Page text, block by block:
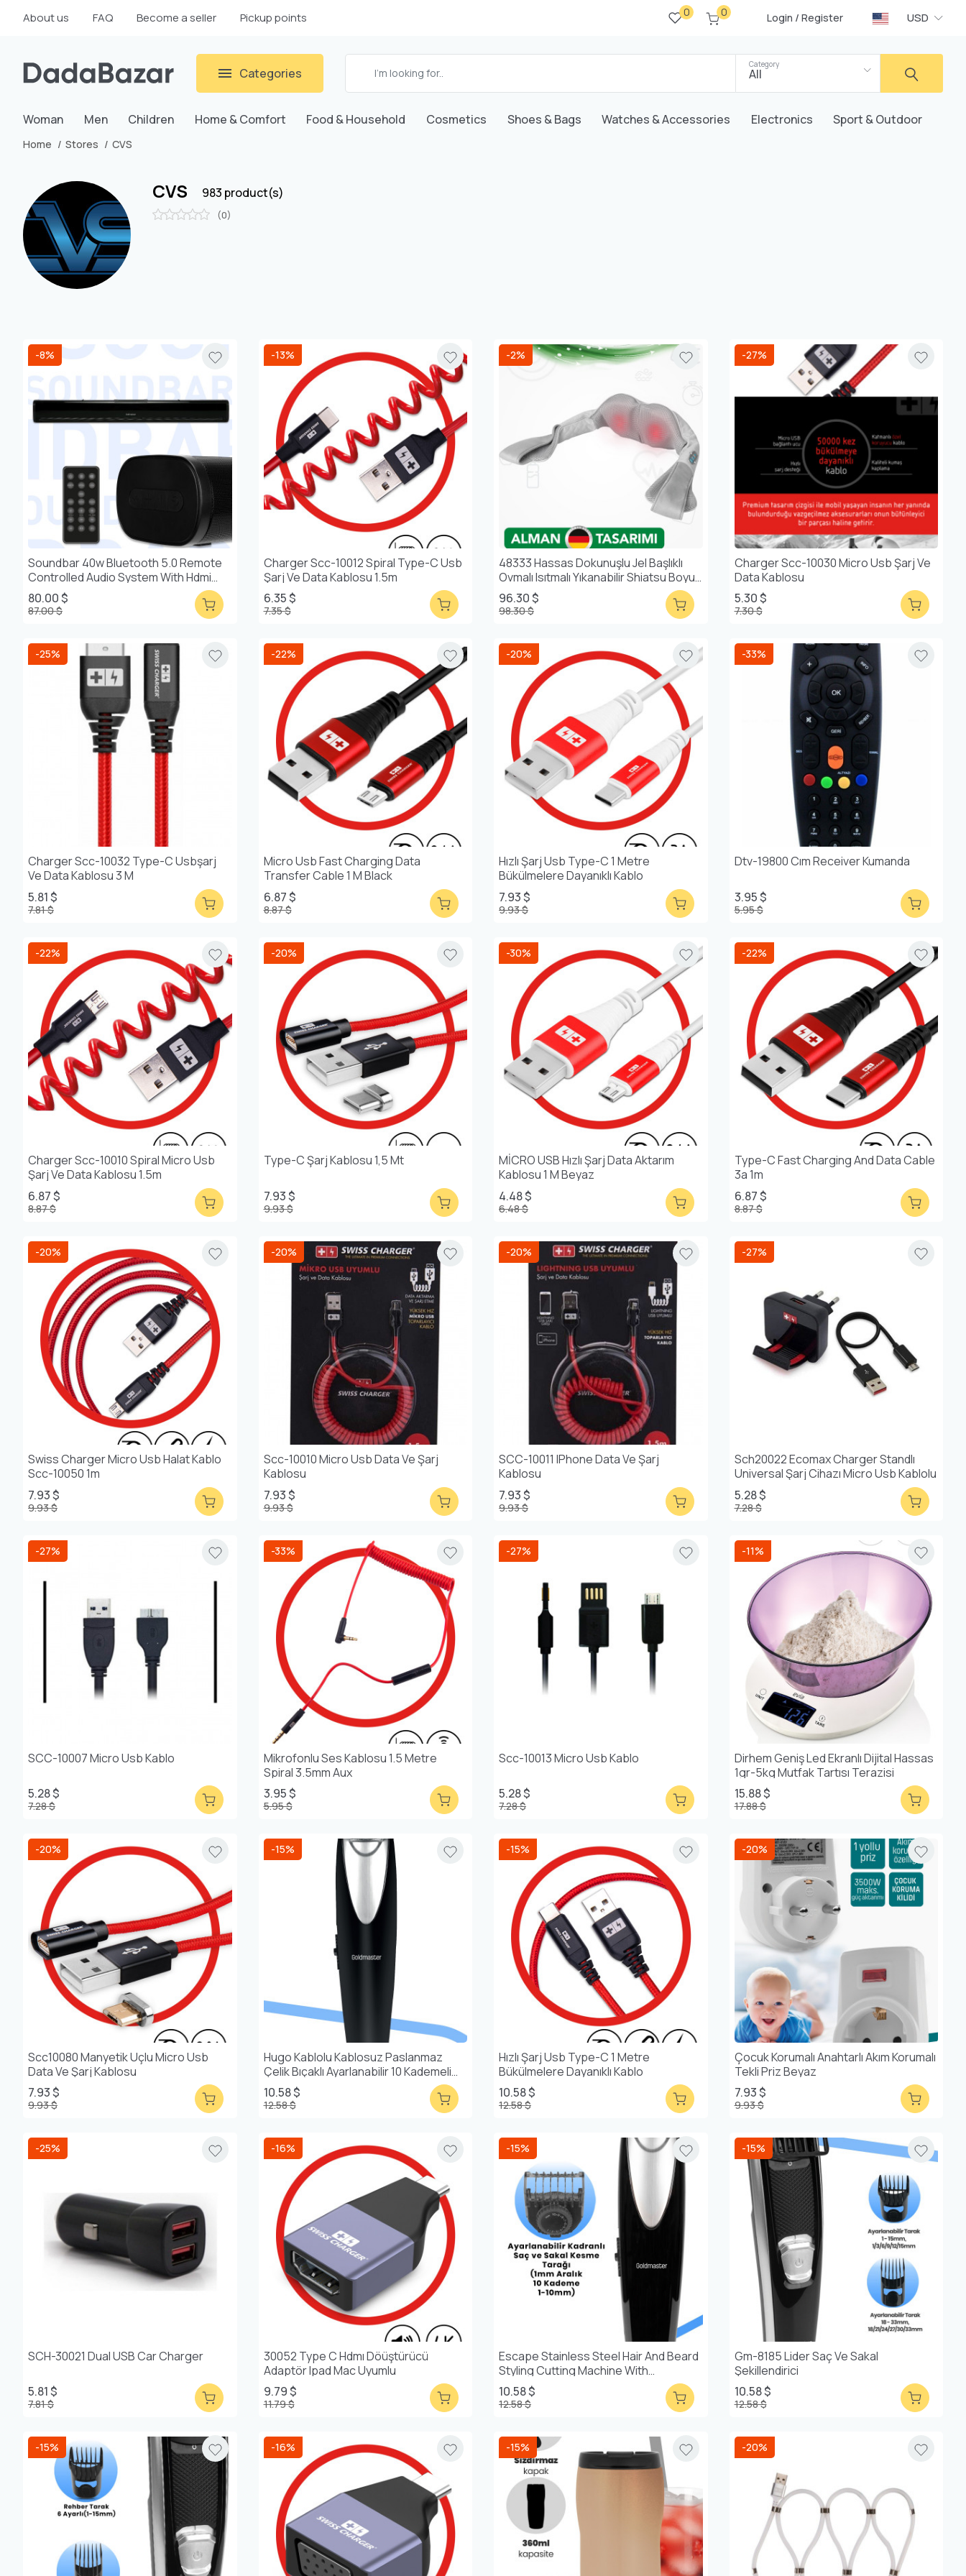
About us FAQ Become a seller Pickup points 0 0 Login / Register USD
Categories
Category
All
Woman Men Children Home & Comfort Food & Household Cosmetics Shoes & Bags Watches & Accessories Electronics Sport & Outdoor
Home Stores CVS
CVS 983 product(s)
(0)
-8%
Soundbar 40w Bluetooth 5.0 Remote
Controlled Audio System With Hdmi
And Optical Input
80.00 $
87.00 $
-13%
Charger Scc-10012 Spiral Type-C Usb
Şarj Ve Data Kablosu 1.5m
6.35 $
7.35 $
-2%
48333 Hassas Dokunuşlu Jel Başlıklı
Ovmalı Isıtmalı Yıkanabilir Shiatsu Boyun
Sırt Omuz Mas
96.30 $
98.30 $
-27%
Charger Scc-10030 Micro Usb Şarj Ve
Data Kablosu
5.30 $
7.30 $
-25%
Charger Scc-10032 Type-C Usbşarj
Ve Data Kablosu 3 M
5.81 $
7.81 $
-22%
Micro Usb Fast Charging Data
Transfer Cable 1 M Black
6.87 $
8.87 $
-20%
Hızlı Şarj Usb Type-C 1 Metre
Bükülmelere Dayanıklı Kablo
7.93 $
9.93 $
-33%
Dtv-19800 Cım Receiver Kumanda
3.95 $
5.95 $
-22%
Charger Scc-10010 Spiral Micro Usb
Şarj Ve Data Kablosu 1.5m
6.87 $
8.87 $
-20%
Type-C Şarj Kablosu 1,5 Mt
7.93 $
9.93 $
-30%
MİCRO USB Hızlı Şarj Data Aktarım
Kablosu 1 M Beyaz
4.48 $
6.48 $
-22%
Type-C Fast Charging And Data Cable
3a 1m
6.87 $
8.87 $
-20%
Swiss Charger Micro Usb Halat Kablo
Scc-10050 1m
7.93 $
9.93 $
-20%
Scc-10010 Micro Usb Data Ve Şarj
Kablosu
7.93 $
9.93 $
-20%
SCC-10011 IPhone Data Ve Şarj
Kablosu
7.93 $
9.93 $
-27%
Sch20022 Ecomax Charger Standlı
Universal Şarj Cihazı Micro Usb Kablolu
5.28 $
7.28 $
-27%
SCC-10007 Micro Usb Kablo
5.28 $
7.28 $
-33%
Mikrofonlu Ses Kablosu 1.5 Metre
Spiral 3.5mm Aux
3.95 $
5.95 $
-27%
Scc-10013 Micro Usb Kablo
5.28 $
7.28 $
-11%
Dirhem Geniş Led Ekranlı Dijital Hassas
1gr-5kg Mutfak Tartısı Terazisi
15.88 $
17.88 $
-20%
Scc10080 Manyetik Uçlu Micro Usb
Data Ve Şarj Kablosu
7.93 $
9.93 $
-15%
Hugo Kablolu Kablosuz Paslanmaz
Çelik Bıçaklı Ayarlanabilir 10 Kademeli
Erkek Bakım Seti
10.58 $
12.58 $
-15%
Hızlı Şarj Usb Type-C 1 Metre
Bükülmelere Dayanıklı Kablo
10.58 $
12.58 $
-20%
Çocuk Korumalı Anahtarlı Akım Korumalı
Tekli Priz Beyaz
7.93 $
9.93 $
-25%
SCH-30021 Dual USB Car Charger
5.81 $
7.81 $
-16%
30052 Type C Hdmı Döüştürücü
Adaptör Ipad Mac Uyumlu
9.79 $
11.79 $
-15%
Escape Stainless Steel Hair And Beard
Styling Cutting Machine With
Adjustable Dial
10.58 $
12.58 $
-15%
Gm-8185 Lider Saç Ve Sakal
Şekillendirici
10.58 $
12.58 $
-15% -16% -15% -20%